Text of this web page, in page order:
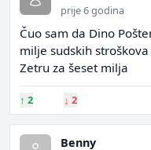
prije 6 godina
Čuo sam da Dino
milje sudskih
Zetru za šeset milja
↑ 2 ↓ 2
Benny